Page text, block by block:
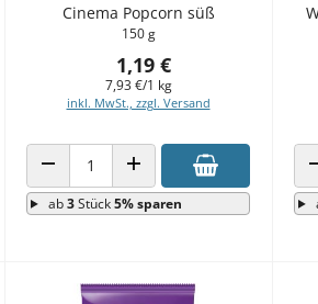
Cinema Popcorn süß
150 g
1,19 €
7,93 €/1 kg
inkl. MwSt., zzgl. Versand
ANZAHL VERRINGERNANZAHL ERHÖHEN
ab3Stück5% sparen